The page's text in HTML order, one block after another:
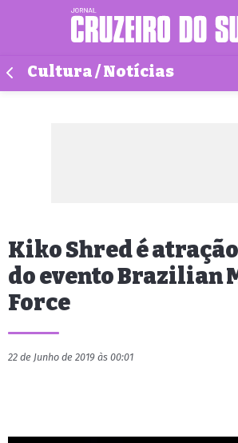
Cultura / Notícias
Kiko Shred é
do evento Brazilian
Force
22 de Junho de 2019 às 00:01